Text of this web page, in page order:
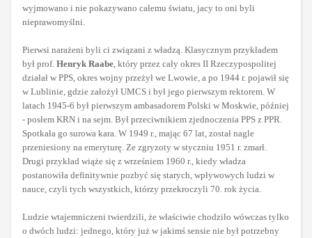
wyjmowano i nie pokazywano całemu światu, jacy to oni byli
nieprawomyślni.
Pierwsi narażeni byli ci związani z władzą. Klasycznym przykładem
był prof. Henryk Raabe , który przez cały okres II Rzeczypospolitej
działał w PPS, okres wojny przeżył we Lwowie, a po 1944 r. pojawił się
w Lublinie, gdzie założył UMCS i był jego pierwszym rektorem. W
latach 1945-6 był pierwszym ambasadorem Polski w Moskwie, później
- posłem KRN i na sejm. Był przeciwnikiem zjednoczenia PPS z PPR.
Spotkała go surowa kara. W 1949 r., mając 67 lat, został nagle
przeniesiony na emeryturę. Ze zgryzoty w styczniu 1951 r. zmarł.
Drugi przykład wiąże się z wrześniem 1960 r., kiedy władza
postanowiła definitywnie pozbyć się starych, wpływowych ludzi w
nauce, czyli tych wszystkich, którzy przekroczyli 70. rok życia.
Ludzie wtajemniczeni twierdzili, że właściwie chodziło wówczas tylko
o dwóch ludzi: jednego, który już w jakimś sensie nie był potrzebny